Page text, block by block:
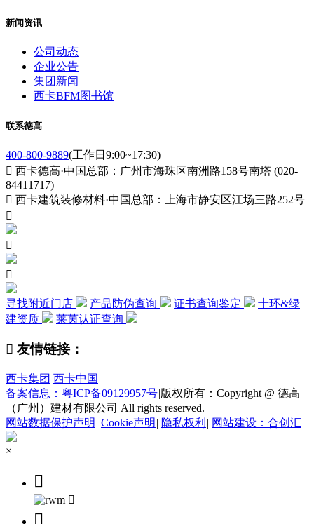
新闻资讯
公司动态
企业公告
集团新闻
西卡BFM图书馆
联系德高
400-800-9889(工作日9:00~17:30)
 西卡德高·中国总部：广州市海珠区南洲路158号南塔 (020-
84411717)
 西卡建筑装修材料·中国总部：上海市静安区江场三路252号



寻找附近门店 产品防伪查询 证书查询鉴定
十环&绿
建资质
莱茵认证查询
 友情链接：
西卡集团 西卡中国
备案信息：粤ICP备09129957号|版权所有：Copyright @ 德高
（广州）建材有限公司 All rights reserved.
网站数据保护声明 | Cookie声明 | 隐私权利 | 网站建设：合创汇
×


